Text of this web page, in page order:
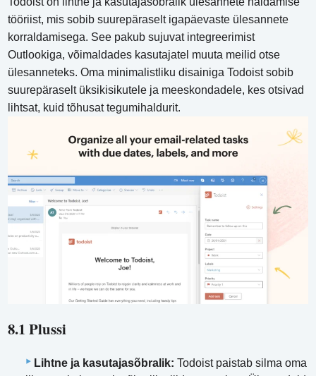
tööriist, mis sobib suurepäraselt igapäevaste ülesannete
korraldamisega. See pakub sujuvat integreerimist
Outlookiga, võimaldades kasutajatel muuta meilid otse
ülesanneteks. Oma minimalistliku disainiga Todoist sobib
suurepäraselt üksikisikutele ja meeskondadele, kes otsivad
lihtsat, kuid tõhusat tegumihaldurit.
8.1 Plussi
Lihtne ja kasutajasõbralik: Todoist paistab silma oma